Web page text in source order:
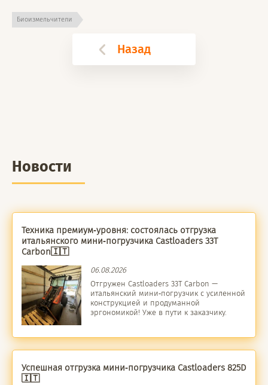
Биоизмельчители
Назад
Новости
Техника премиум‑уровня: состоялась отгрузка
итальянского мини‑погрузчика Castloaders 33T
Carbon🇮🇹
06.08.2026
Отгружен Castloaders 33T Carbon —
итальянский мини‑погрузчик с усиленной
конструкцией и продуманной
эргономикой! Уже в пути к заказчику.
Успешная отгрузка мини‑погрузчика Castloaders 825D
🇮🇹